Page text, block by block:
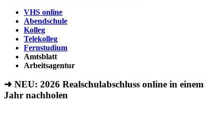
VHS online
Abendschule
Kolleg
Telekolleg
Fernstudium
Amtsblatt
Arbeitsagentur
➜ NEU: 2026 Realschulabschluss online in einem
Jahr nachholen